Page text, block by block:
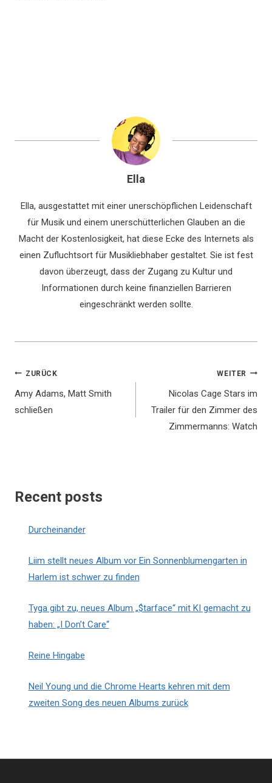
Ella
Ella, ausgestattet mit einer unerschöpflichen Leidenschaft
für Musik und einem unerschütterlichen Glauben an die
Macht der Kostenlosigkeit, hat diese Ecke des Internets als
einen Zufluchtsort für Musikliebhaber gestaltet. Sie ist fest
davon überzeugt, dass der Zugang zu Kultur und
Informationen durch keine finanziellen Barrieren
eingeschränkt werden sollte.
Beitragsnavigation
ZURÜCK
Amy Adams, Matt Smith
schließen
WEITER
Nicolas Cage Stars im
Trailer für den Zimmer des
Zimmermanns: Watch
Recent posts
Durcheinander
Liim stellt neues Album vor Ein Sonnenblumengarten in
Harlem ist schwer zu finden
Tyga gibt zu, neues Album „$tarface“ mit KI gemacht zu
haben: „I Don’t Care“
Reine Hingabe
Neil Young und die Chrome Hearts kehren mit dem
zweiten Song des neuen Albums zurück